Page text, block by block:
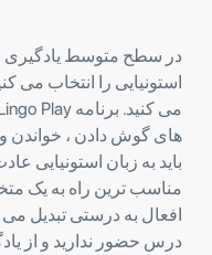
در سطح متوسط ​​یادگیری
استونیایی را انتخاب می
های گوش دادن ، خواندن
باید به زبان استونیایی
مناسب ترین راه به یک
افعال به درستی تبدیل
درس حضور ندارید و از